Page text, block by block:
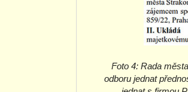
Foto 4: Rada
odboru jednat